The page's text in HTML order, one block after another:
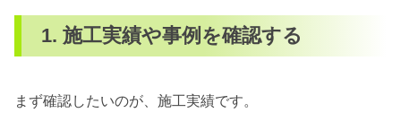
1. 施工実績や事例を確認する
まず確認したいのが、施工実績です。